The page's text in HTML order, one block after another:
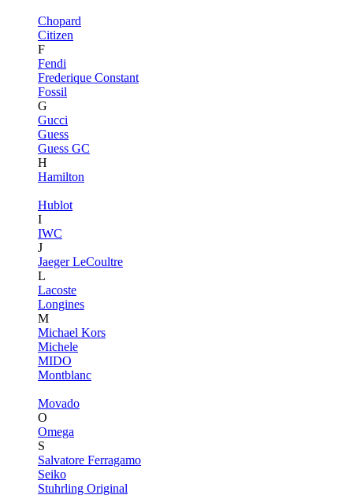
Chopard
Citizen
F
Fendi
Frederique Constant
Fossil
G
Gucci
Guess
Guess GC
H
Hamilton
Hublot
I
IWC
J
Jaeger LeCoultre
L
Lacoste
Longines
M
Michael Kors
Michele
MIDO
Montblanc
Movado
O
Omega
S
Salvatore Ferragamo
Seiko
Stuhrling Original